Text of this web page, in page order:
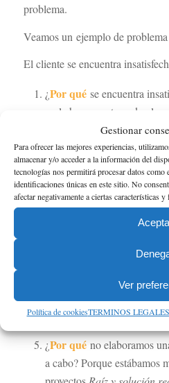
Gestionar
Para ofrecer las mejores experiencias,
almacenar y/o acceder a la información del
tecnologías nos permitirá procesar datos
identificaciones únicas en este sitio. No
afectar negativamente a ciertas características y
Ver
Política de cookiesTERMINOS
problema.
Veamos un ejemplo de
El cliente se encuentra
¿Por quése encuentra
no le hemos entregado el
¿Por quéhemos
el trabajo exigió más
previamente.
¿Por quéfue necesario
Porque subestimamos la
creímos que sería
necesitaríamos para
elaboramos una lista de los
¿Por quéno elaboramos
a cabo? Porque estábamos